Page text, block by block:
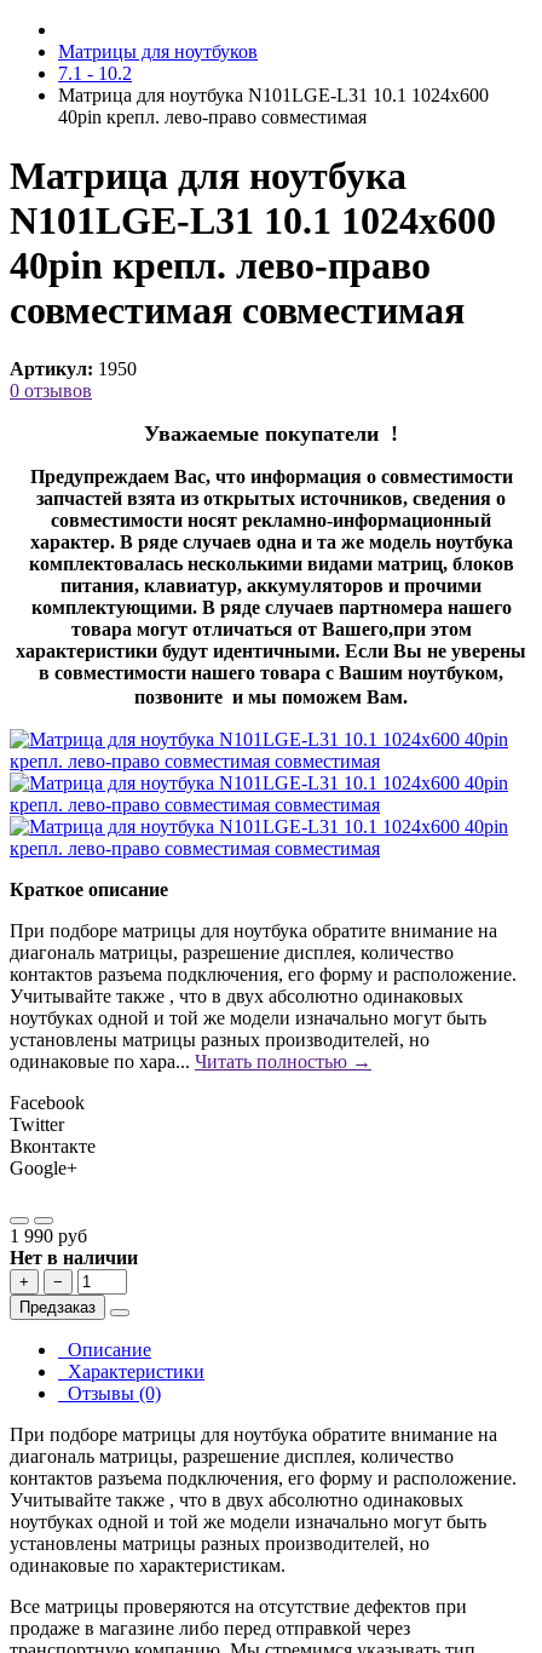
Матрицы для ноутбуков
7.1 - 10.2
Матрица для ноутбука N101LGE-L31 10.1 1024x600
40pin крепл. лево-право cовместимая
Матрица для ноутбука
N101LGE-L31 10.1 1024x600
40pin крепл. лево-право
совместимая cовместимая
Артикул: 1950
0 отзывов
Уважаемые покупатели !
Предупреждаем Вас, что информация о совместимости
запчастей взята из открытых источников, сведения о
совместимости носят рекламно-информационный
характер. В ряде случаев одна и та же модель ноутбука
комплектовалась несколькими видами матриц, блоков
питания, клавиатур, аккумуляторов и прочими
комплектующими. В ряде случаев партномера нашего
товара могут отличаться от Вашего,при этом
характеристики будут идентичными. Если Вы не уверены
в совместимости нашего товара с Вашим ноутбуком,
позвоните и мы поможем Вам.
Краткое описание
При подборе матрицы для ноутбука обратите внимание на
диагональ матрицы, разрешение дисплея, количество
контактов разъема подключения, его форму и расположение.
Учитывайте также , что в двух абсолютно одинаковых
ноутбуках одной и той же модели изначально могут быть
установлены матрицы разных производителей, но
одинаковые по хара... Читать полностью →
Facebook
Twitter
Вконтакте
Google+
1 990 руб
Нет в наличии
+
−
Предзаказ
Описание
Характеристики
Отзывы (0)
При подборе матрицы для ноутбука обратите внимание на
диагональ матрицы, разрешение дисплея, количество
контактов разъема подключения, его форму и расположение.
Учитывайте также , что в двух абсолютно одинаковых
ноутбуках одной и той же модели изначально могут быть
установлены матрицы разных производителей, но
одинаковые по характеристикам.
Все матрицы проверяются на отсутствие дефектов при
продаже в магазине либо перед отправкой через